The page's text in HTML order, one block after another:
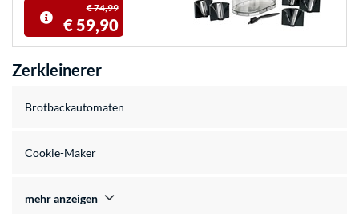
€ 74,99
€ 59,90
Zerkleinerer
Brotbackautomaten
Cookie-Maker
mehr anzeigen